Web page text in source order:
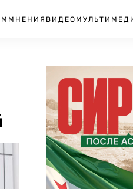
МНЕНИЯ ВИДЕО